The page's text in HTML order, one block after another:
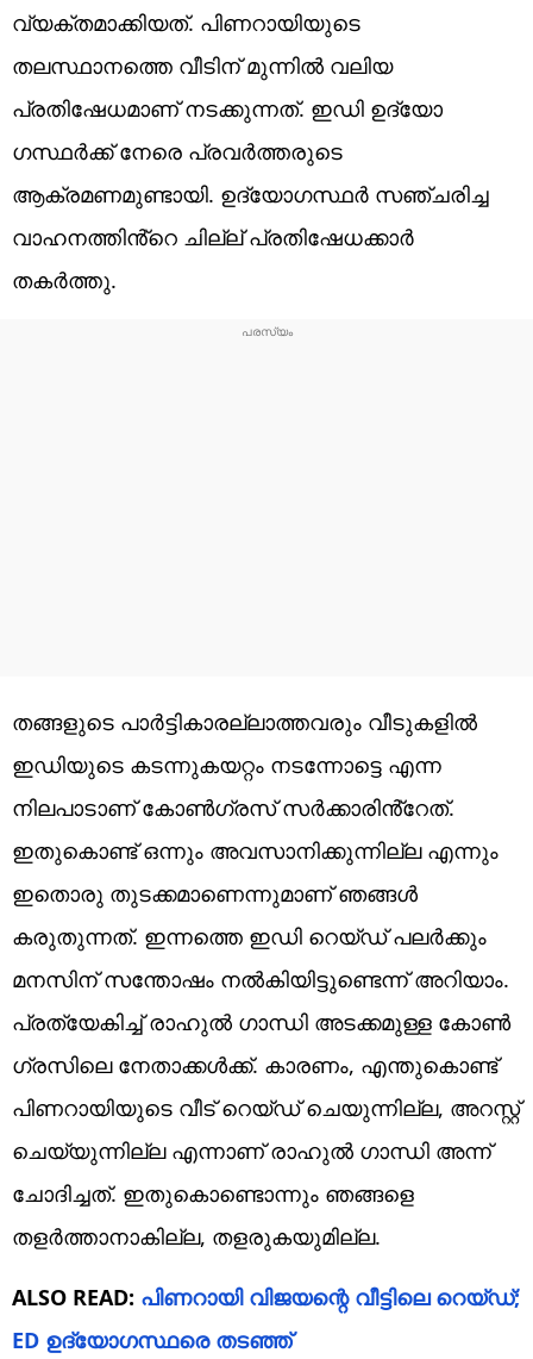
വ്യക്തമാക്കിയത്. പിണറായിയുടെ
തലസ്ഥാനത്തെ വീടിന് മുന്നിൽ വലിയ
പ്രതിഷേധമാണ് നടക്കുന്നത്. ഇഡി ഉദ്യോ​
ഗസ്ഥർക്ക് നേരെ പ്രവർത്തരുടെ
ആക്രമണമുണ്ടായി. ഉദ്യോ​ഗസ്ഥർ സഞ്ചരിച്ച
വാഹനത്തിൻ്റെ ചില്ല് പ്രതിഷേധക്കാർ
തകർത്തു.
തങ്ങളുടെ പാർട്ടികാരല്ലാത്തവരും വീടുകളിൽ
ഇഡിയുടെ കടന്നുകയറ്റം നടന്നോട്ടെ എന്ന
നിലപാടാണ് കോൺ​ഗ്രസ് സർക്കാരിൻ്റേത്.
ഇതുകൊണ്ട് ഒന്നും അവസാനിക്കുന്നില്ല എന്നും
ഇതൊരു തുടക്കമാണെന്നുമാണ് ഞങ്ങൾ
കരുതുന്നത്. ഇന്നത്തെ ഇഡി റെയ്ഡ് പലർക്കും
മനസിന് സന്തോഷം നൽകിയിട്ടുണ്ടെന്ന് അറിയാം.
പ്രത്യേകിച്ച് രാഹുൽ​ ​ഗാന്ധി അടക്കമുള്ള കോൺ​
ഗ്രസിലെ നേതാക്കൾക്ക്. കാരണം, എന്തുകൊണ്ട്
പിണറായിയുടെ വീട് റെയ്ഡ് ചെയുന്നില്ല, അറസ്റ്റ്
ചെയ്യുന്നില്ല എന്നാണ് രാഹുൽ ​ഗാന്ധി അന്ന്
ചോദിച്ചത്. ഇതുകൊണ്ടൊന്നും ഞങ്ങളെ
തളർത്താനാകില്ല, തളരുകയുമില്ല.
ALSO READ: പിണറായി വിജയന്റെ വീട്ടിലെ റെയ്ഡ്;
ED ഉദ്യോഗസ്ഥരെ തടഞ്ഞ്